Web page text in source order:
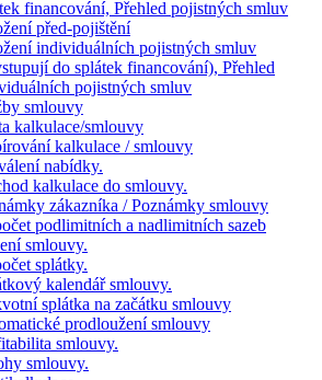
financování, Přehled pojistných smluv
před-pojištění
individuálních pojistných smluv
do splátek financování), Přehled
pojistných smluv
smlouvy
kalkulace/smlouvy
kalkulace / smlouvy
nabídky.
kalkulace do smlouvy.
zákazníka / Poznámky smlouvy
podlimitních a nadlimitních sazeb
smlouvy.
splátky.
kalendář smlouvy.
splátka na začátku smlouvy
prodloužení smlouvy
smlouvy.
smlouvy.